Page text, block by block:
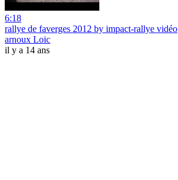
6:18
rallye de faverges 2012 by impact-rallye vidéo
arnoux Loic
il y a 14 ans